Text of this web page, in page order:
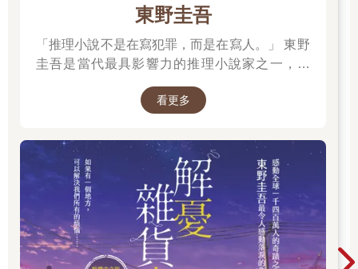
東野圭吾
「推理小說不是在寫犯罪，而是在寫人。」 東野
圭吾是當代最具影響力的推理小說家之一，自
年間創作超過百部作品，留下《白夜行》、《嫌
憂雜貨店》等無數經典，陪伴一代又一代讀者，
也讓推理小說跨越了類型文學的界線。 在他的故
事裡，推理從來不是終點。每一樁案件的背後，
都藏著人性的幽微、親情的牽絆、愛情的遺憾，
以及對生命最深刻的凝視。當真相揭曉的那一
刻，留在讀者心中的，往往不是兇手是誰，而是
那些無法言說的情感。
看更多